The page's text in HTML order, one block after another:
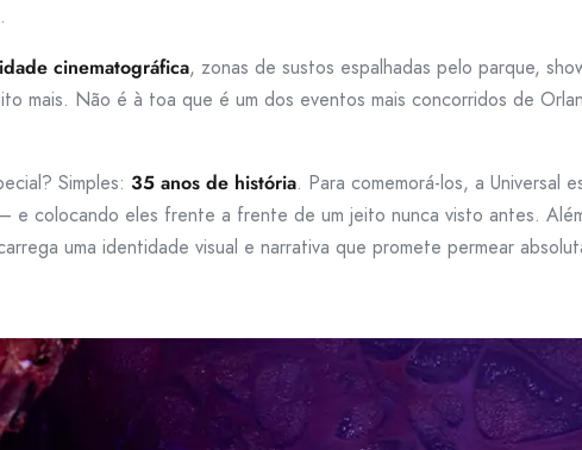
cinematográfica, zonas de sustos espalhadas pelo parque,
mais. Não é à toa que é um dos eventos mais concorridos de
Simples: 35 anos de história. Para comemorá-los, a Universal
e colocando eles frente a frente de um jeito nunca visto antes.
uma identidade visual e narrativa que promete permear